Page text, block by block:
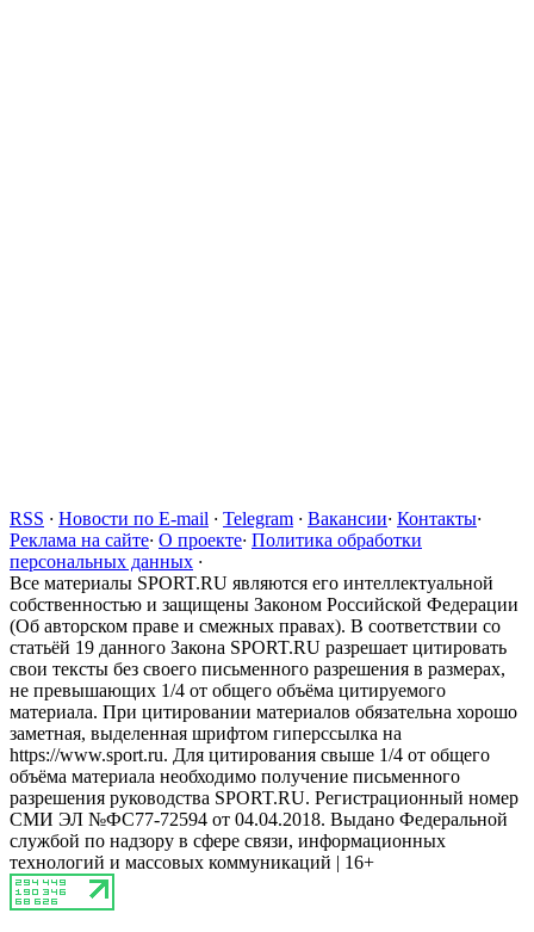
RSS · Новости по E-mail · Telegram · Вакансии· Контакты·
Реклама на сайте· О проекте· Политика обработки
персональных данных ·
Все материалы SPORT.RU являются его интеллектуальной
собственностью и защищены Законом Российской Федерации
(Об авторском праве и смежных правах). В соответствии со
статьёй 19 данного Закона SPORT.RU разрешает цитировать
свои тексты без своего письменного разрешения в размерах,
не превышающих 1/4 от общего объёма цитируемого
материала. При цитировании материалов обязательна хорошо
заметная, выделенная шрифтом гиперссылка на
https://www.sport.ru. Для цитирования свыше 1/4 от общего
объёма материала необходимо получение письменного
разрешения руководства SPORT.RU. Регистрационный номер
СМИ ЭЛ №ФС77-72594 от 04.04.2018. Выдано Федеральной
службой по надзору в сфере связи, информационных
технологий и массовых коммуникаций | 16+